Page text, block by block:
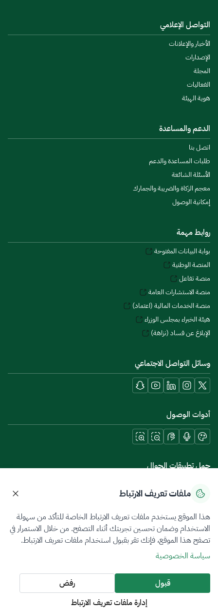
التواصل الإعلامي
الأخبار والإعلانات
الإصدارات
المجلة
الفعاليات
هوية الهيئة
الدعم والمساعدة
اتصل بنا
طلبات المساعدة والدعم
الأسئلة الشائعة
معجم الزكاة والضريبة والجمارك
إمكانية الوصول
روابط مهمة
بوابة البيانات المفتوحة
المنصة الوطنية
منصة تفاعل
منصة الاستشارات العامة
منصة الخدمات المالية (اعتماد)
هيئة الخبراء بمجلس الوزراء
الإبلاغ عن فساد (نزاهة)
وسائل التواصل الاجتماعي
أدوات الوصول
حمل تطبيقات الجوال
سياسة الخصوصيةشروط الاستخدامخريطة الموقع
جميع الحقوق محفوظة 2026 © ZATCA.GOV.SA
تم تطويره وصيانته بواسطة هيئة الزكاة والضريبة والجمارك
آخر تحديث للموقع في
ملفات تعريف الارتباط
هذا الموقع يستخدم ملفات تعريف الارتباط الخاصة للتأكد من سهولة
الاستخدام وضمان تحسين تجربتك أثناء التصفح. من خلال الاستمرار في
تصفح هذا الموقع، فإنك تقر بقبول استخدام ملفات تعريف الارتباط.
سياسة الخصوصية
قبول
رفض
إدارة ملفات تعريف الارتباط